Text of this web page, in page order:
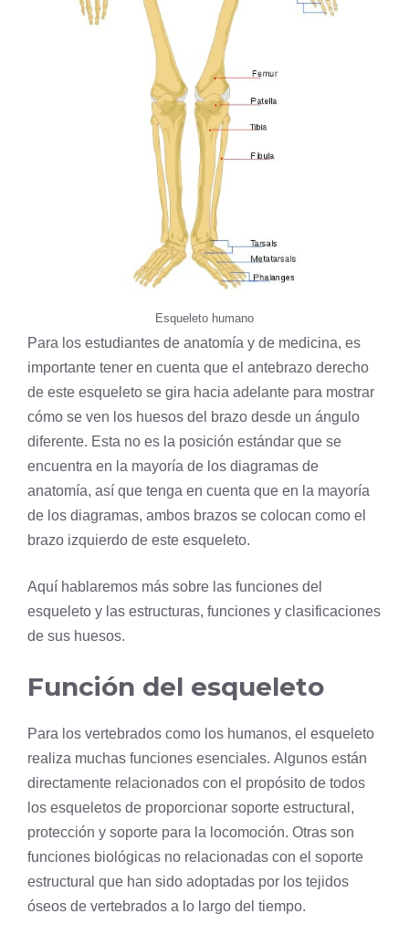
Esqueleto humano
Para los estudiantes de anatomía y de medicina, es
importante tener en cuenta que el antebrazo derecho
de este esqueleto se gira hacia adelante para mostrar
cómo se ven los huesos del brazo desde un ángulo
diferente. Esta no es la posición estándar que se
encuentra en la mayoría de los diagramas de
anatomía, así que tenga en cuenta que en la mayoría
de los diagramas, ambos brazos se colocan como el
brazo izquierdo de este esqueleto.
Aquí hablaremos más sobre las funciones del
esqueleto y las estructuras, funciones y clasificaciones
de sus huesos.
Función del esqueleto
Para los vertebrados como los humanos, el esqueleto
realiza muchas funciones esenciales. Algunos están
directamente relacionados con el propósito de todos
los esqueletos de proporcionar soporte estructural,
protección y soporte para la locomoción. Otras son
funciones biológicas no relacionadas con el soporte
estructural que han sido adoptadas por los tejidos
óseos de vertebrados a lo largo del tiempo.